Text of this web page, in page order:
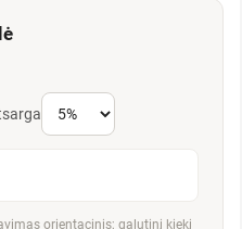
orientacinis; galutinį kiekį